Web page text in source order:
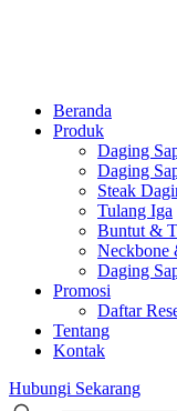
Beranda
Produk
Daging
Daging
Steak
Tulang Iga
Buntut &
Neckbone
Daging
Promosi
Daftar
Tentang
Kontak
Hubungi Sekarang